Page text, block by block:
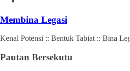
Membina Legasi
Kenal Potensi :: Bentuk Tabiat :: Bina
Pautan Bersekutu